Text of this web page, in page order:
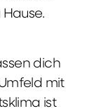
dich
mit
ist